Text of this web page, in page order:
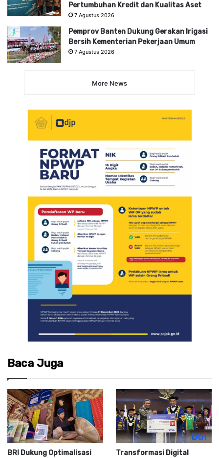
Pertumbuhan Kredit dan Kualitas Aset
7 Agustus 2026
Pemprov Banten Dukung Gerakan Irigasi
Bersih Kementerian Pekerjaan Umum
7 Agustus 2026
More News
Baca Juga
BRI Dukung Optimalisasi
Transformasi Digital